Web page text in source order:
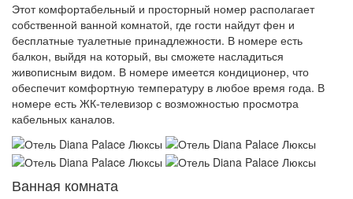
Этот комфортабельный и просторный номер располагает
собственной ванной комнатой, где гости найдут фен и
бесплатные туалетные принадлежности. В номере есть
балкон, выйдя на который, вы сможете насладиться
живописным видом. В номере имеется кондиционер, что
обеспечит комфортную температуру в любое время года. В
номере есть ЖК-телевизор с возможностью просмотра
кабельных каналов.
Ванная комната